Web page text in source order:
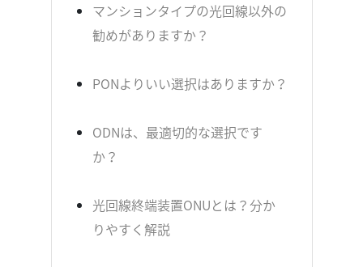
マンションタイプの光回線以外の
勧めがありますか？
PONよりいい選択はありますか？
ODNは、最適切的な選択です
か？
光回線終端装置ONUとは？分か
りやすく解説